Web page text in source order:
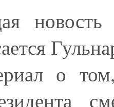
новость
о